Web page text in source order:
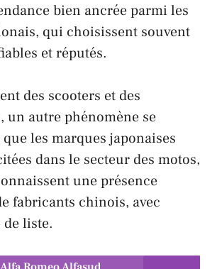
bien ancrée parmi les
qui choisissent souvent
et réputés.
des scooters et des
un autre phénomène se
les marques japonaises
dans le secteur des motos,
une présence
fabricants chinois, avec
de liste.